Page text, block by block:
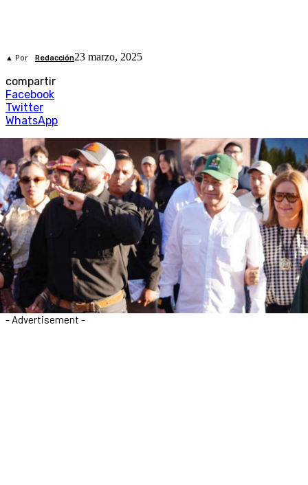
▲ Por Redacción23 marzo, 2025
compartir
Facebook
Twitter
WhatsApp
- Advertisement -